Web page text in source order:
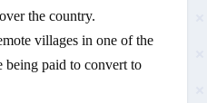
the country.
villages in one of the
being paid to convert to